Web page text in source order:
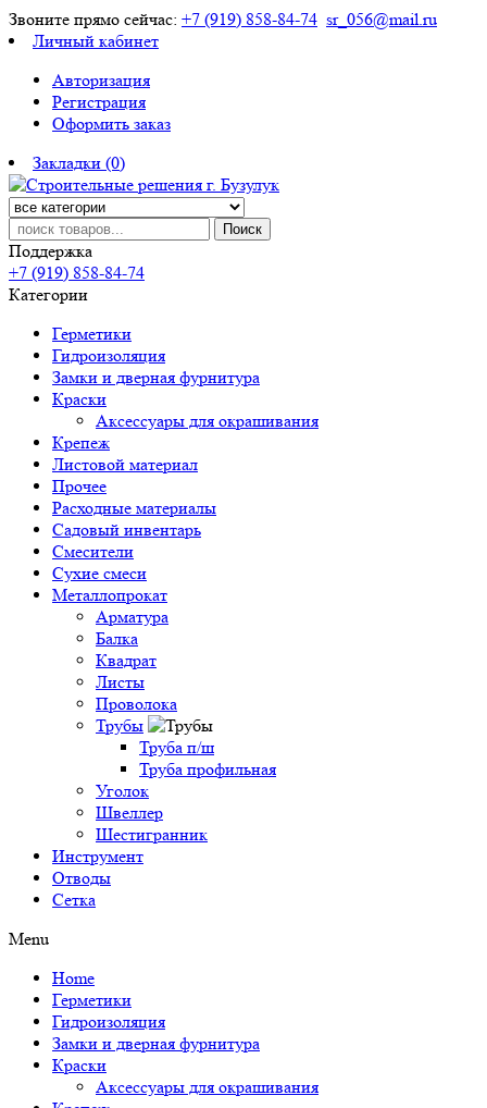
Звоните прямо сейчас: +7 (919) 858-84-74 sr_056@mail.ru
Личный кабинет
Авторизация
Регистрация
Оформить заказ
Закладки (0)
Поиск
Поддержка
+7 (919) 858-84-74
Категории
Герметики
Гидроизоляция
Замки и дверная фурнитура
Краски
Аксессуары для окрашивания
Крепеж
Листовой материал
Прочее
Расходные материалы
Садовый инвентарь
Смесители
Сухие смеси
Металлопрокат
Арматура
Балка
Квадрат
Листы
Проволока
Трубы
Труба п/ш
Труба профильная
Уголок
Швеллер
Шестигранник
Инструмент
Отводы
Сетка
Menu
Home
Герметики
Гидроизоляция
Замки и дверная фурнитура
Краски
Аксессуары для окрашивания